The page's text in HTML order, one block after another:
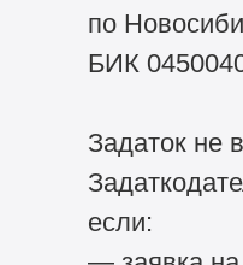
по
БИК
Задаток не
если: